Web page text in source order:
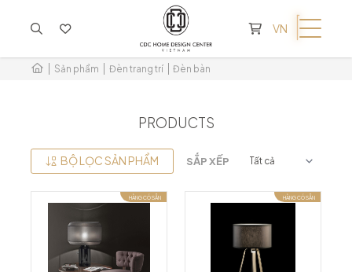
KHÔNG CÓ SẢN PHẨM TRONG GIỎ HÀNG
VN
Sản phẩm Đèn trang trí Đèn bàn
PRODUCTS
BỘ LỌC SẢN PHẨM SẮP XẾP
HÀNG CÓ SẴN HÀNG CÓ SẴN